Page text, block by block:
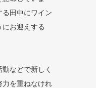
田中にワイン
お迎えする
などで新しく
力を重ねなけれ